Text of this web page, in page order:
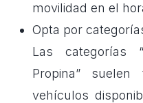
movilidad en el
Opta por
Las categorías
Propina”
vehículos